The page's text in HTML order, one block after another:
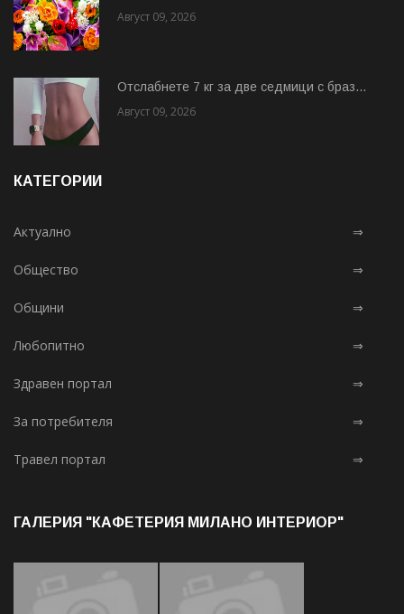
Август 09, 2026
Отслабнете 7 кг за две седмици с браз...
Август 09, 2026
КАТЕГОРИИ
Актуално ⇒
Общество ⇒
Общини ⇒
Любопитно ⇒
Здравен портал ⇒
За потребителя ⇒
Травел портал ⇒
ГАЛЕРИЯ "КАФЕТЕРИЯ МИЛАНО ИНТЕРИОР"